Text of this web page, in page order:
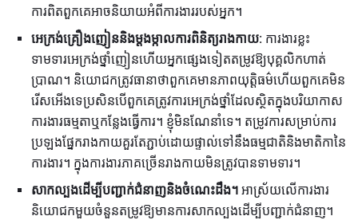
ការពិតពួកគេអាចនិយាយអំពីការងាររបស់អ្នក។
អេក្រង់គ្រឿងញៀននិងម្តងម្កាលការពិនិត្យរាងកាយ: ការងារខ្លះ
ទាមទារអេក្រង់ថ្នាំញៀនហើយអ្នកផ្សេងទៀតតម្រូវឱ្យបុគ្គលិកហាត់
ប្រាណ។ និយោជកត្រូវធានាថាពួកគេមានភាពយុត្តិធម៌ហើយពួកគេមិន
រើសអើងទេប្រសិនបើពួកគេត្រូវការអេក្រង់ថ្នាំដែលស្ថិតក្នុងបរិយាកាស
ការងារធម្មតាឬកន្លែងធ្វើការ។ ខ្ញុំមិនណែនាំទេ។ តម្រូវការសម្រាប់ការ
ប្រឡងផ្នែករាងកាយគួរតែភ្ជាប់ដោយផ្ទាល់ទៅនឹងធម្មជាតិនិងមាតិកានៃ
ការងារ។ ក្នុងការងារភាគច្រើនរាងកាយមិនត្រូវបានទាមទារ។
សាកល្បងដើម្បីបញ្ជាក់ជំនាញនិងចំណេះដឹង។ អាស្រ័យលើការងារ
និយោជកមួយចំនួនតម្រូវឱ្យមានការសាកល្បងដើម្បីបញ្ជាក់ជំនាញ។